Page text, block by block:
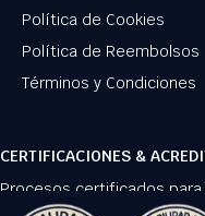
Política de Cookies
Política de Reembolsos
Términos y Condiciones
CERTIFICACIONES &
Procesos certificados para